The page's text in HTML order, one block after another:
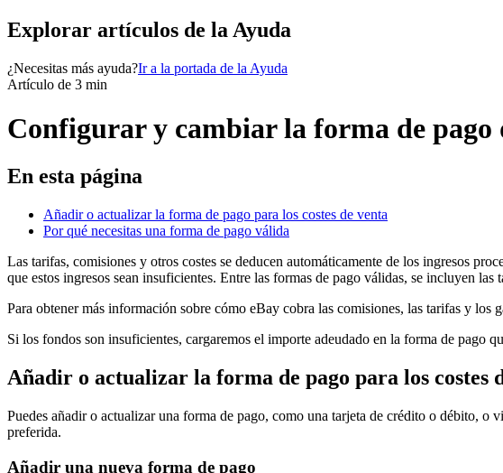
Explorar artículos de la Ayuda
¿Necesitas más ayuda?Ir a la portada de la Ayuda
Artículo de 3 min
Configurar y cambiar la forma de pago
En esta página
Añadir o actualizar la forma de pago para los costes de venta
Por qué necesitas una forma de pago válida
Las tarifas, comisiones y otros costes se deducen automáticamente de los ingresos
que estos ingresos sean insuficientes. Entre las formas de pago válidas, se incluyen
Para obtener más información sobre cómo eBay cobra las comisiones, las tarifas y los
Si los fondos son insuficientes, cargaremos el importe adeudado en la forma de pago
Añadir o actualizar la forma de pago para los costes
Puedes añadir o actualizar una forma de pago, como una tarjeta de crédito o débito, o
preferida.
Añadir una nueva forma de pago